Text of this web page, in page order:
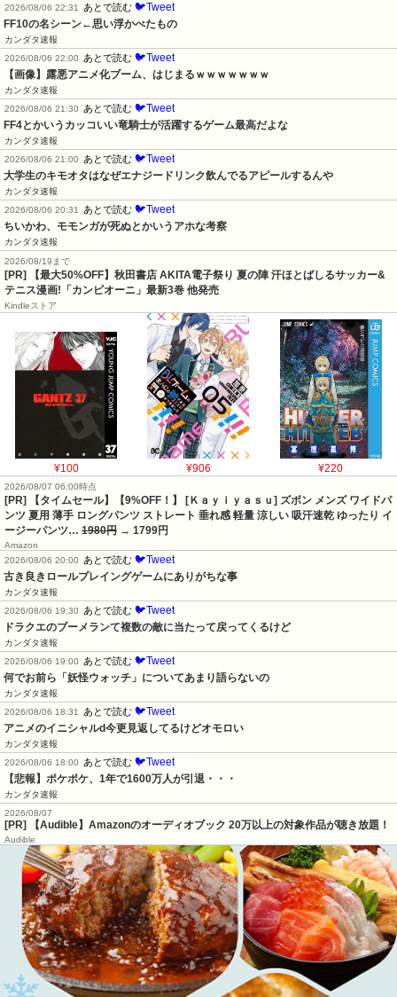
2026/08/06 22:31
あとで読む 🐦Tweet
FF10の名シーン←思い浮かべたもの
カンダタ速報
2026/08/06 22:00
あとで読む 🐦Tweet
【画像】露悪アニメ化ブーム、はじまるｗｗｗｗｗｗｗ
カンダタ速報
2026/08/06 21:30
あとで読む 🐦Tweet
FF4とかいうカッコいい竜騎士が活躍するゲーム最高だよな
カンダタ速報
2026/08/06 21:00
あとで読む 🐦Tweet
大学生のキモオタはなぜエナジードリンク飲んでるアピールするんや
カンダタ速報
2026/08/06 20:31
あとで読む 🐦Tweet
ちいかわ、モモンガが死ぬとかいうアホな考察
カンダタ速報
2026/08/19まで
[PR] 【最大50%OFF】秋田書店 AKITA電子祭り 夏の陣 汗ほとばしるサッカー&
テニス漫画!「カンピオーニ」最新3巻 他発売
Kindleストア
¥100 ¥906 ¥220
2026/08/07 06:00時点
[PR] 【タイムセール】【9%OFF！】 [Ｋａｙｉｙａｓｕ] ズボン メンズ ワイドパ
ンツ 夏用 薄手 ロングパンツ ストレート 垂れ感 軽量 涼しい 吸汗速乾 ゆったり イ
ージーパンツ… 1980円 → 1799円
Amazon
2026/08/06 20:00
あとで読む 🐦Tweet
古き良きロールプレイングゲームにありがちな事
カンダタ速報
2026/08/06 19:30
あとで読む 🐦Tweet
ドラクエのブーメランて複数の敵に当たって戻ってくるけど
カンダタ速報
2026/08/06 19:00
あとで読む 🐦Tweet
何でお前ら「妖怪ウォッチ」についてあまり語らないの
カンダタ速報
2026/08/06 18:31
あとで読む 🐦Tweet
アニメのイニシャルd今更見返してるけどオモロい
カンダタ速報
2026/08/06 18:00
あとで読む 🐦Tweet
【悲報】ポケポケ、1年で1600万人が引退・・・
カンダタ速報
2026/08/07
[PR] 【Audible】Amazonのオーディオブック 20万以上の対象作品が聴き放題！
Audible